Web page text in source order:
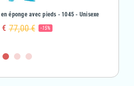
éponge avec pieds - 1045 - Unisexe
€ 77,00 € -15%